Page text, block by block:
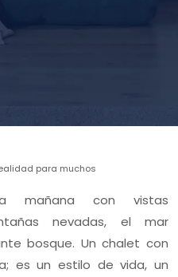
para muchos
mañana con vistas
nevadas, el mar
bosque. Un chalet con
es un estilo de vida, un